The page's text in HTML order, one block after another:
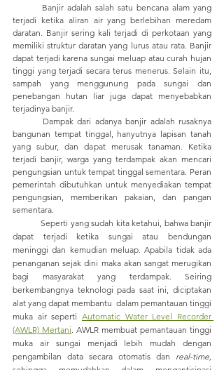
terjadi ketika aliran air yang berlebihan meredam
daratan. Banjir sering kali terjadi di perkotaan yang
memiliki struktur daratan yang lurus atau rata. Banjir
dapat terjadi karena sungai meluap atau curah hujan
tinggi yang terjadi secara terus menerus. Selain itu,
sampah yang menggunung pada sungai dan
penebangan hutan liar juga dapat menyebabkan
terjadinya banjir.
bangunan tempat tinggal, hanyutnya lapisan tanah
yang subur, dan dapat merusak tanaman. Ketika
terjadi banjir, warga yang terdampak akan mencari
pengungsian untuk tempat tinggal sementara. Peran
pemerintah dibutuhkan untuk menyediakan tempat
pengungsian, memberikan pakaian, dan pangan
sementara.
	Seperti yang sudah kita ketahui, bahwa banjir
dapat terjadi ketika sungai atau bendungan
meninggi dan kemudian meluap. Apabila tidak ada
penanganan sejak dini maka akan sangat merugikan
bagi masyarakat yang terdampak. Seiring
berkembangnya teknologi pada saat ini, diciptakan
alat yang dapat membantu  dalam pemantauan tinggi
muka air seperti Automatic Water Level Recorder
(AWLR) Mertani . AWLR membuat pemantauan tinggi
muka air sungai menjadi lebih mudah dengan
pengambilan data secara otomatis dan real-time,